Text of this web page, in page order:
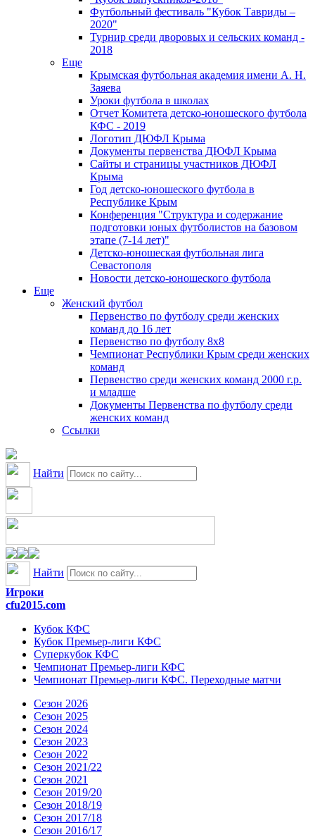
Футбольный фестиваль "Кубок Тавриды –
2020"
Турнир среди дворовых и сельских команд -
2018
Еще
Крымская футбольная академия имени А. Н.
Заяева
Уроки футбола в школах
Отчет Комитета детско-юношеского футбола
КФС - 2019
Логотип ДЮФЛ Крыма
Документы первенства ДЮФЛ Крыма
Сайты и страницы участников ДЮФЛ
Крыма
Год детско-юношеского футбола в
Республике Крым
Конференция "Структура и содержание
подготовки юных футболистов на базовом
этапе (7-14 лет)"
Детско-юношеская футбольная лига
Севастополя
Новости детско-юношеского футбола
Еще
Женский футбол
Первенство по футболу среди женских
команд до 16 лет
Первенство по футболу 8х8
Чемпионат Республики Крым среди женских
команд
Первенство среди женских команд 2000 г.р.
и младше
Документы Первенства по футболу среди
женских команд
Ссылки
Найти
Найти
Игроки
cfu2015.com
Кубок КФС
Кубок Премьер-лиги КФС
Суперкубок КФС
Чемпионат Премьер-лиги КФС
Чемпионат Премьер-лиги КФС. Переходные матчи
Сезон 2026
Сезон 2025
Сезон 2024
Сезон 2023
Сезон 2022
Сезон 2021/22
Сезон 2021
Сезон 2019/20
Сезон 2018/19
Сезон 2017/18
Сезон 2016/17